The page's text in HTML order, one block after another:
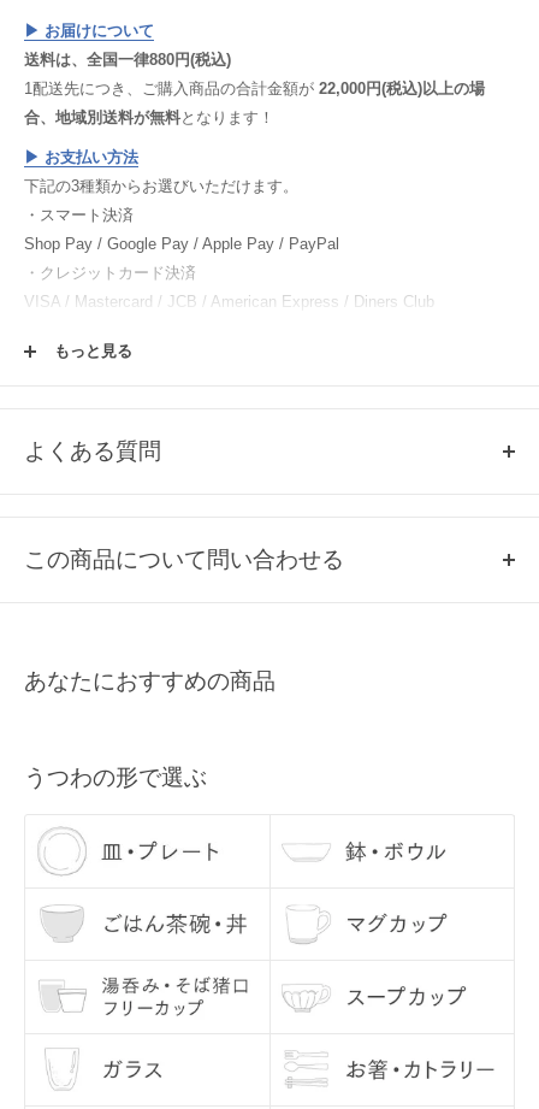
▶︎ お届けについて
送料は、全国一律880円(税込)
1配送先につき、ご購入商品の合計金額が 22,000円(税込)以上の場
合、地域別送料が無料となります！
▶︎ お支払い方法
下記の3種類からお選びいただけます。
・スマート決済
Shop Pay / Google Pay / Apple Pay / PayPal
・クレジットカード決済
VISA / Mastercard / JCB / American Express / Diners Club
楽天ペイ / Paypay / メルペイ
▶︎ ご注文方法
もっと見る
よくある質問
い。
すので、あらかじめご了承ください。
い。
Q4, うつわを使う前に、どのようなお手入れをすれば良いですか？
うつわの底部分は、テーブルなどに傷が入らぬよう、あらかじめ当店
にて磨いてお届けしております。 ざらつきが気になるようでしたら、
サンドペーパーで少し磨いてからご使用ください。
お使いになる際には、一度うつわに水を含ませてあげてください。水
に通してあげることで、においや汚れを防いでくれます。 （特に汚れ
が気になる方は、水を張って気泡が出なくなるまで十分に水を吸わせ
がありますが、乾くと消えますので、ご安心ください。
この商品について問い合わせる
メールアドレス
あなたにおすすめの商品
うつわの形で選ぶ